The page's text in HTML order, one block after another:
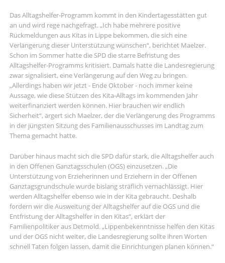
Das Alltagshelfer-Programm kommt in den Kindertagesstätten gut
an und wird rege nachgefragt. „Ich habe mehrere positive
Rückmeldungen aus Kitas in Lippe bekommen, die sich eine
Verlängerung dieser Unterstützung wünschen“, berichtet Maelzer.
Schon im Sommer hatte die SPD die starre Befristung des
Alltagshelfer-Programms kritisiert. Damals hatte die Landesregierung
zwar signalisiert, eine Verlängerung auf den Weg zu bringen.
„Allerdings haben wir jetzt - Ende Oktober - noch immer keine
Aussage, wie diese Stützen des Kita-Alltags im kommenden Jahr
weiterfinanziert werden können. Hier brauchen wir endlich
Sicherheit“, ärgert sich Maelzer, der die Verlängerung des Programms
in der jüngsten Sitzung des Familienausschusses im Landtag zum
Thema gemacht hatte.
Darüber hinaus macht sich die SPD dafür stark, die Alltagshelfer auch
in den Offenen Ganztagsschulen (OGS) einzusetzen. „Die
Unterstützung von Erzieherinnen und Erziehern in der Offenen
Ganztagsgrundschule wurde bislang sträflich vernachlässigt. Hier
werden Alltagshelfer ebenso wie in der Kita gebraucht. Deshalb
fordern wir die Ausweitung der Alltagshelfer auf die OGS und die
Entfristung der Alltagshelfer in den Kitas“, erklärt der
Familienpolitiker aus Detmold. „Lippenbekenntnisse helfen den Kitas
und der OGS nicht weiter, die Landesregierung sollte ihren Worten
schnell Taten folgen lassen, damit die Einrichtungen planen können.“